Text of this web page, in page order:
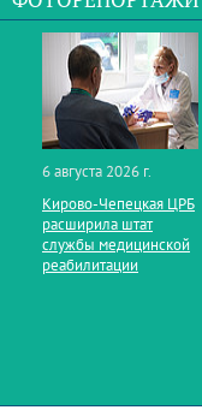
6 августа 2026 г.
Кирово‑Чепецкая ЦРБ
расширила штат
службы медицинской
реабилитации